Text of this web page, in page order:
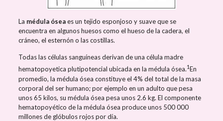
La médula óseaes un tejido esponjoso y suave que se
encuentra en algunos huesos como el hueso de la cadera, el
cráneo, el esternón o las costillas.
Todas las células sanguíneas derivan de una célula madre
hematopoyetica plutipotencial ubicada en la médula ósea.1​En
promedio, la médula ósea constituye el 4% del total de la masa
corporal del ser humano; por ejemplo en un adulto que pesa
unos 65 kilos, su médula ósea pesa unos 2.6 kg. El componente
hematopoyético de la médula ósea produce unos 500 000
millones de glóbulos rojos por día.